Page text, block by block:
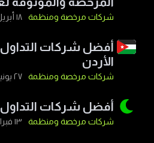
شركات مرخصة ومنظمة ١٨ أبريل ٢٠٢٦
أفضل شركات
الأردن
شركات مرخصة ومنظمة ٢٧ يونيو ٢٠٢٥
أفضل شركات التداول
شركات مرخصة ومنظمة ١٣ فبراير ٢٠٢٦